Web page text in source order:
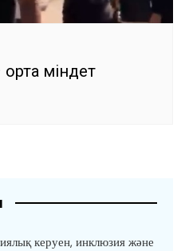
ортақ міндет
керуен, инклюзия және